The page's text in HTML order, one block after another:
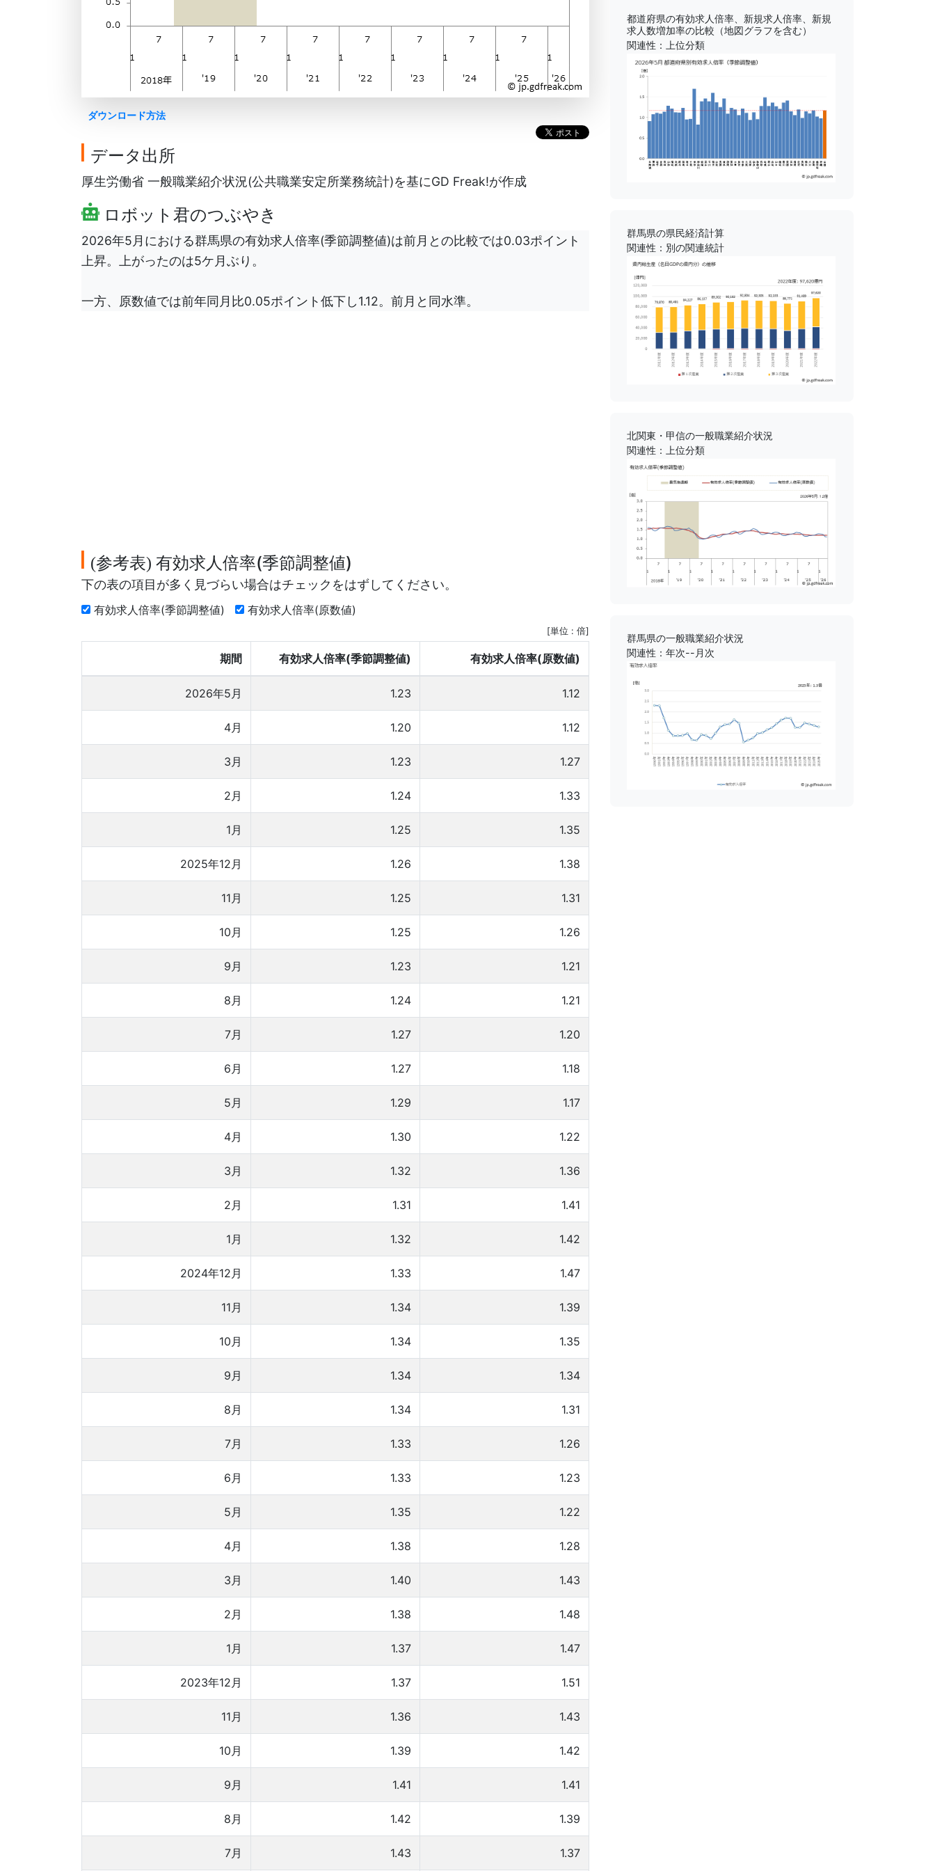
ダウンロード方法
データ出所
厚生労働省 一般職業紹介状況(公共職業安定所業務統計)を基にGD Freak!が作成
ロボット君のつぶやき
2026年5月における群馬県の有効求人倍率(季節調整値)は前月との比較では0.03ポイント
上昇。上がったのは5ケ月ぶり。
一方、原数値では前年同月比0.05ポイント低下し1.12。前月と同水準。
(参考表) 有効求人倍率(季節調整値)
下の表の項目が多く見づらい場合はチェックをはずしてください。
有効求人倍率(季節調整値) 有効求人倍率(原数値)
[単位 : 倍]
期間 有効求人倍率(季節調整値) 有効求人倍率(原数値)
2026年5月 1.23 1.12
4月 1.20 1.12
3月 1.23 1.27
2月 1.24 1.33
1月 1.25 1.35
2025年12月 1.26 1.38
11月 1.25 1.31
10月 1.25 1.26
9月 1.23 1.21
8月 1.24 1.21
7月 1.27 1.20
6月 1.27 1.18
5月 1.29 1.17
4月 1.30 1.22
3月 1.32 1.36
2月 1.31 1.41
1月 1.32 1.42
2024年12月 1.33 1.47
11月 1.34 1.39
10月 1.34 1.35
9月 1.34 1.34
8月 1.34 1.31
7月 1.33 1.26
6月 1.33 1.23
5月 1.35 1.22
4月 1.38 1.28
3月 1.40 1.43
2月 1.38 1.48
1月 1.37 1.47
2023年12月 1.37 1.51
11月 1.36 1.43
10月 1.39 1.42
9月 1.41 1.41
8月 1.42 1.39
7月 1.43 1.37
都道府県の有効求人倍率、新規求人倍率、新規
求人数増加率の比較（地図グラフを含む）
関連性：上位分類
群馬県の県民経済計算
関連性：別の関連統計
北関東・甲信の一般職業紹介状況
関連性：上位分類
群馬県の一般職業紹介状況
関連性：年次--月次